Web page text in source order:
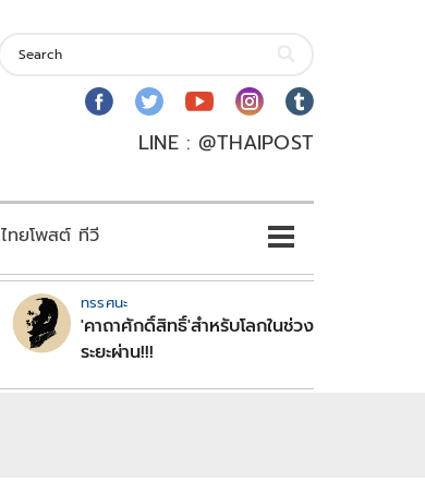
LINE : @THAIPOST
ไทยโพสต์ ทีวี
ทรรศนะ
'คาถาศักดิ์สิทธิ์'สำหรับโลกในช่วง
ระยะผ่าน!!!